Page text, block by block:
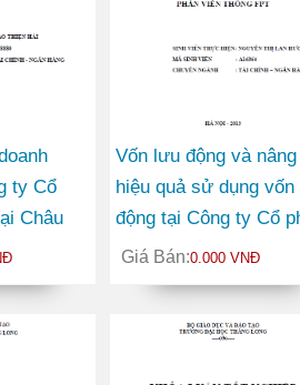
ty Cổ
Châu
Vốn lưu động và
hiệu quả sử dụng vốn
động tại Công ty Cổ
Viễn thông FPT
Giá Bán:0.000 VNĐ